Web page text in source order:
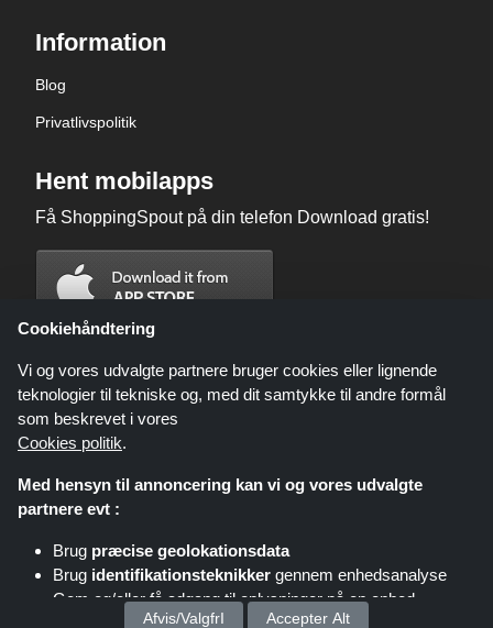
Information
Blog
Privatlivspolitik
Hent mobilapps
Få ShoppingSpout på din telefon Download gratis!
Shoppingspout.com/dk eller dets personale er ikke involveret, når du
foretager et køb via disse links, Shoppingspout.com/dk optjener kun
kommission gennem disse links/tilbud.
Cookiehåndtering
Vi og vores udvalgte partnere bruger cookies eller lignende
teknologier til tekniske og, med dit samtykke til andre formål
som beskrevet i vores
Cookies politik.
Med hensyn til annoncering kan vi og vores udvalgte
partnere evt :
Brug præcise geolokationsdata
Brug identifikationsteknikker gennem enhedsanalyse
Gem og/eller få adgang til oplysninger på en enhed
Afvis/ValgfrI Accepter Alt